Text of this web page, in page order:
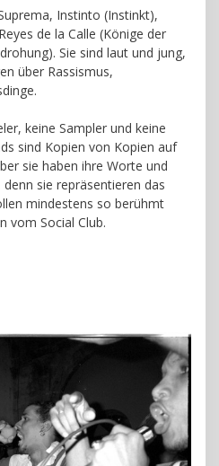
Instinto (Instinkt),
de la Calle (Könige der
Sie sind laut und jung,
über Rassismus,
keine Sampler und keine
sind Kopien von Kopien auf
sie haben ihre Worte und
sie repräsentieren das
mindestens so berühmt
vom Social Club.